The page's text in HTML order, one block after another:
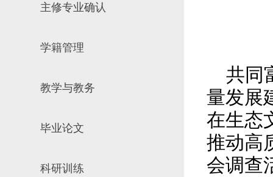
主修专业确认
学籍管理
教学与教务
毕业论文
科研训练
共同
量发展
在生态
推动高
会调查